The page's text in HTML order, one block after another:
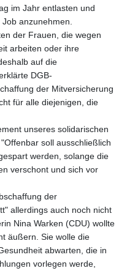
im Jahr entlasten und
anzunehmen.
der Frauen, die wegen
arbeiten oder ihre
auf die
DGB-
der Mitversicherung
für alle diejenigen, die
unseres solidarischen
soll ausschließlich
werden, solange die
verschont und sich vor
der
allerdings auch noch nicht
Nina Warken (CDU) wollte
äußern. Sie wolle die
abwarten, die in
vorlegen werde,